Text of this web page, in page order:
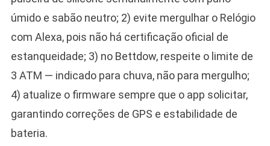
úmido e sabão neutro; 2) evite mergulhar o Relógio
com Alexa, pois não há certificação oficial de
estanqueidade; 3) no Bettdow, respeite o limite de
3 ATM — indicado para chuva, não para mergulho;
4) atualize o firmware sempre que o app solicitar,
garantindo correções de GPS e estabilidade de
bateria.